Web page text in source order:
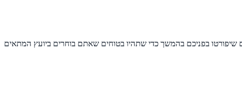
עליכם לבחור יועץ מומלץ. כזה שיש לו ניסיון רב בליווי של חברות הייטק. לכן, עליכם לבחור באחת או יותר מ-3 הדרכים שיפורטו בפניכם בהמשך כדי שתהיו בטוחים שאתם בוחרים ביועץ המתאים